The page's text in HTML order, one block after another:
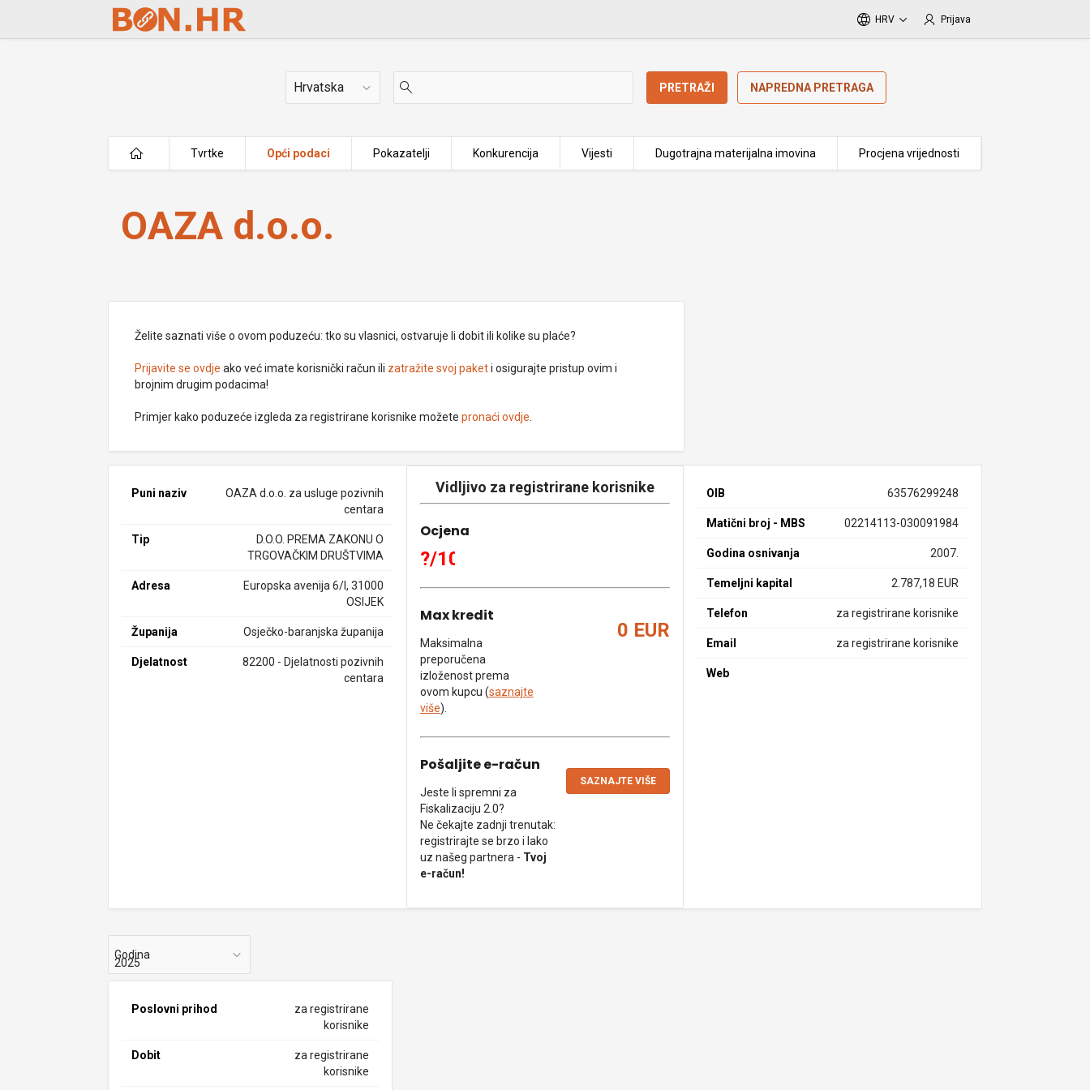
Skip to Main Content
HRV Prijava
Država PRETRAŽI NAPREDNA PRETRAGA
Tvrtke Opći podaci Pokazatelji Konkurencija Vijesti Dugotrajna materijalna imovina Procjena vrijednosti
OAZA d.o.o.
OAZA d.o.o.
Želite saznati više o ovom poduzeću: tko su vlasnici, ostvaruje li dobit ili kolike su plaće?
Prijavite se ovdje ako već imate korisnički račun ili zatražite svoj paketi osigurajte pristup ovim i
brojnim drugim podacima!
Primjer kako poduzeće izgleda za registrirane korisnike možetepronaći ovdje
Puni naziv
OAZA d.o.o. za usluge pozivnih
centara
Tip
D.O.O. PREMA ZAKONU O
TRGOVAČKIM DRUŠTVIMA
Adresa
Europska avenija 6/I, 31000
OSIJEK
Županija Osječko-baranjska županija
Djelatnost
82200 - Djelatnosti pozivnih
centara
Vidljivo za registrirane korisnike
Ocjena
?/10
Max kredit
Maksimalna
preporučena
izloženost prema
ovom kupcu (saznajte
više).
0 EUR
Pošaljite e-račun
Jeste li spremni za
Fiskalizaciju 2.0?
Ne čekajte zadnji trenutak:
registrirajte se brzo i lako
uz našeg partnera - Tvoj
e-račun!
SAZNAJTE VIŠE
OIB 63576299248
Matični broj - MBS 02214113-030091984
Godina osnivanja 2007.
Temeljni kapital 2.787,18 EUR
Telefon za registrirane korisnike
Email za registrirane korisnike
Web
Godina
Poslovni prihod
za registrirane
korisnike
Dobit
za registrirane
korisnike